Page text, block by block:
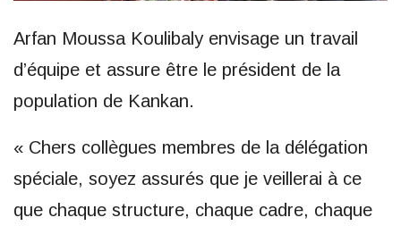
Arfan Moussa Koulibaly envisage un travail
d’équipe et assure être le président de la
population de Kankan.
« Chers collègues membres de la délégation
spéciale, soyez assurés que je veillerai à ce
que chaque structure, chaque cadre, chaque